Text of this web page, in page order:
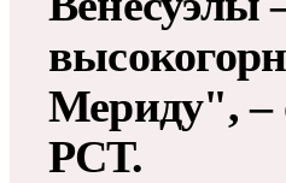
Мериду", –
РСТ.